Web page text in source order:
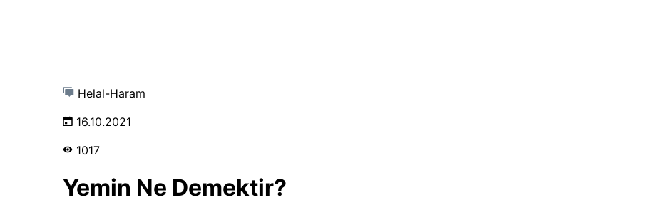
Helal-Haram
16.10.2021
1017
Yemin Ne Demektir?